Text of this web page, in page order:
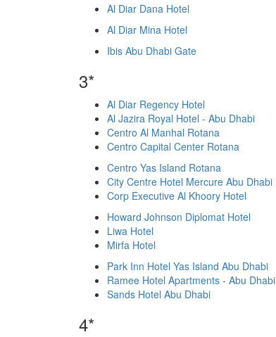
Al Diar Dana Hotel
Al Diar Mina Hotel
Ibis Abu Dhabi Gate
3*
Al Diar Regency Hotel
Al Jazira Royal Hotel - Abu Dhabi
Centro Al Manhal Rotana
Centro Capital Center Rotana
Centro Yas Island Rotana
City Centre Hotel Mercure Abu Dhabi
Corp Executive Al Khoory Hotel
Howard Johnson Diplomat Hotel
Liwa Hotel
Mirfa Hotel
Park Inn Hotel Yas Island Abu Dhabi
Ramee Hotel Apartments - Abu Dhabi
Sands Hotel Abu Dhabi
4*